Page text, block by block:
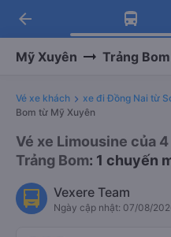
Tải app
Nhận ưu đãi
Tải app
-30k/ghế khi
arrow_back
Mỹ Xuyên Trảng Bom
Vé xe khách xe đi Đồng Nai từ
Bom từ Mỹ Xuyên
Vé xe Limousine của
Trảng Bom: 1 chuyến
Vexere Team
Ngày cập nhật: 07/08/